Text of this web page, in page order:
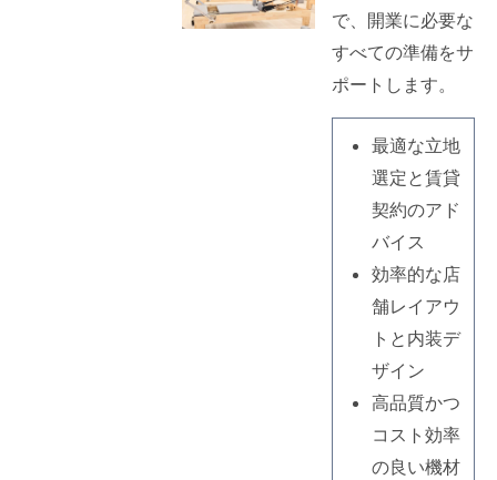
で、開業に必要な
すべての準備をサ
ポートします。
最適な立地
選定と賃貸
契約のアド
バイス
効率的な店
舗レイアウ
トと内装デ
ザイン
高品質かつ
コスト効率
の良い機材